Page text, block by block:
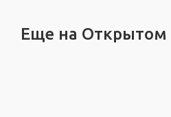
Еще на Открытом